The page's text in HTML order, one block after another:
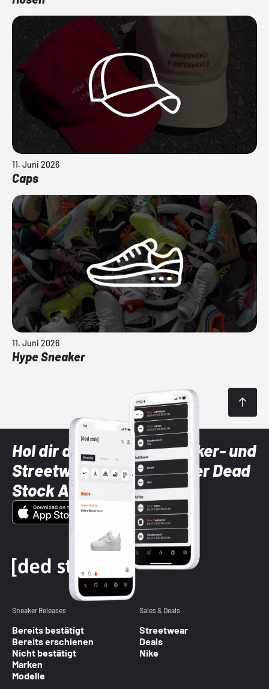
11. Juni 2026
Caps
11. Juni 2026
Hype Sneaker
Hol dir die neuesten Sneaker- und
Streetwear-Brands mit der Dead
Stock App
Sneaker Releases
Bereits bestätigt
Bereits erschienen
Nicht bestätigt
Marken
Modelle
Sales & Deals
Streetwear
Deals
Nike